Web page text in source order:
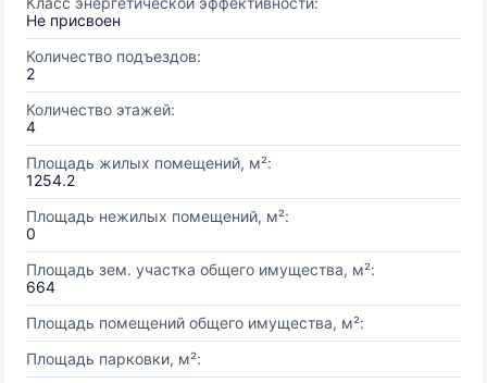
Не присвоен
Количество подъездов:
2
Количество этажей:
4
Площадь жилых помещений, м²:
1254.2
Площадь нежилых помещений, м²:
0
Площадь зем. участка общего имущества, м²:
664
Площадь помещений общего имущества, м²:
Площадь парковки, м²: